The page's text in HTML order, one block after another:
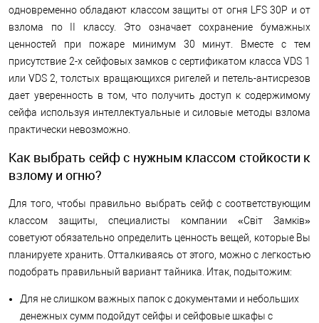
одновременно обладают классом защиты от огня LFS 30P и от
взлома по ІІ классу. Это означает сохранение бумажных
ценностей при пожаре минимум 30 минут. Вместе с тем
присутствие 2-х сейфовых замков с сертификатом класса VDS 1
или VDS 2, толстых вращающихся ригелей и петель-антисрезов
дает уверенность в том, что получить доступ к содержимому
сейфа используя интеллектуальные и силовые методы взлома
практически невозможно.
Как выбрать сейф с нужным классом стойкости к
взлому и огню?
Для того, чтобы правильно выбрать сейф с соответствующим
классом защиты, специалисты компании «Світ Замків»
советуют обязательно определить ценность вещей, которые Вы
планируете хранить. Отталкиваясь от этого, можно с легкостью
подобрать правильный вариант тайника. Итак, подытожим:
Для не слишком важных папок с документами и небольших
денежных сумм подойдут сейфы и сейфовые шкафы с